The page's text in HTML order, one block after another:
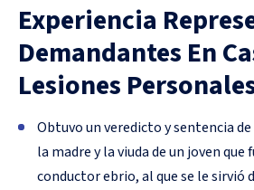
Experiencia
Demandantes En
Lesiones
Obtuvo un veredicto y sentencia de
la madre y la viuda de un joven que
conductor ebrio, al que se le sirvió